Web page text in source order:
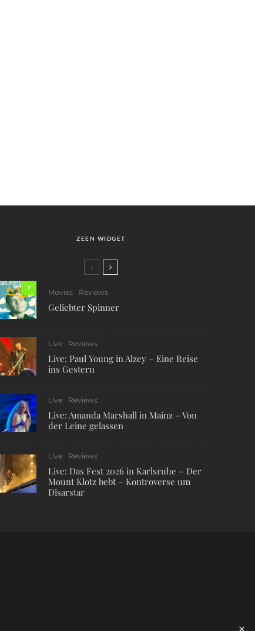
ZEEN WIDGET
7
Movies Reviews
Geliebter Spinner
Live Reviews
Live: Paul Young in Alzey – Eine Reise
ins Gestern
Live Reviews
Live: Amanda Marshall in Mainz – Von
der Leine gelassen
Live Reviews
Live: Das Fest 2026 in Karlsruhe – Der
Mount Klotz bebt – Kontroverse um
Disarstar